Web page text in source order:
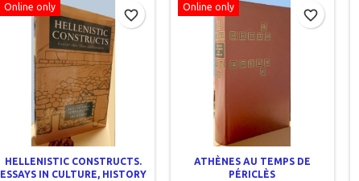
Online only
HELLENISTIC CONSTRUCTS.
ESSAYS IN CULTURE, HISTORY
favorite_border
Online only
ATHÈNES AU TEMPS DE
PÉRICLÈS
favorite_border